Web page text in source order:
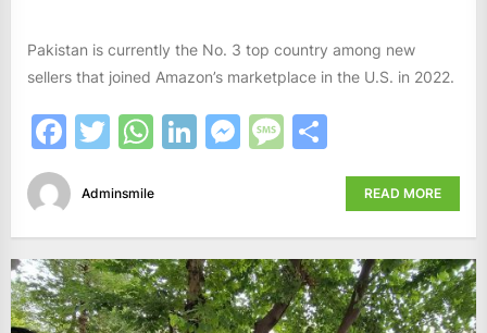
Pakistan is currently the No. 3 top country among new
sellers that joined Amazon’s marketplace in the U.S. in 2022.
Facebook
Twitter
WhatsApp
LinkedIn
Messenger
Message
Adminsmile READ MORE